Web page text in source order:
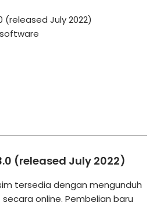
(released July 2022)
(released July 2022)
tersedia dengan mengunduh
online. Pembelian baru